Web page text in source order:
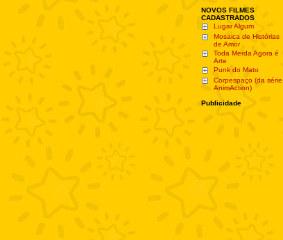
NOVOS FILMES
CADASTRADOS
Lugar Algum
Mosaica de Histórias
de Amor
Toda Merda Agora é
Arte
Punk do Mato
Corpespaço (da série
AnimAction)
Publicidade